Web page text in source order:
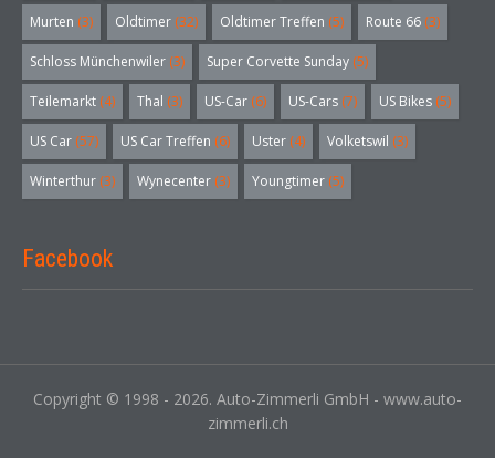
Murten (3) Oldtimer (32) Oldtimer Treffen (5) Route 66 (3)
Schloss Münchenwiler (3) Super Corvette Sunday (5)
Teilemarkt (4) Thal (3) US-Car (6) US-Cars (7) US Bikes (5)
US Car (57) US Car Treffen (6) Uster (4) Volketswil (3)
Winterthur (3) Wynecenter (3) Youngtimer (5)
Facebook
Copyright © 1998 - 2026. Auto-Zimmerli GmbH - www.auto-
zimmerli.ch